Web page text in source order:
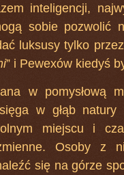
inteligencji,
sobie pozwolić
luksusy tylko
” i Pewexów kiedyś
w pomysłową
w głąb natury
miejscu i
Osoby z
się na górze